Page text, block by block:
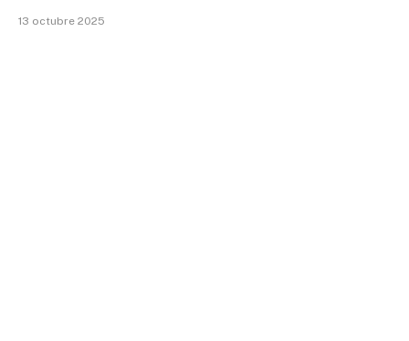
13 octubre 2025